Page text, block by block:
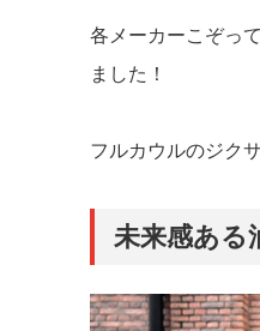
各メーカーこぞっ
ました！
フルカウルのジク
未来感ある